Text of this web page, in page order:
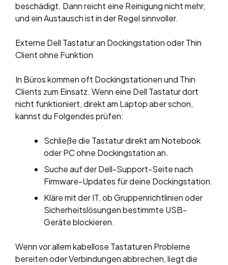
beschädigt. Dann reicht eine Reinigung nicht mehr,
und ein Austausch ist in der Regel sinnvoller.
Externe Dell Tastatur an Dockingstation oder Thin
Client ohne Funktion
In Büros kommen oft Dockingstationen und Thin
Clients zum Einsatz. Wenn eine Dell Tastatur dort
nicht funktioniert, direkt am Laptop aber schon,
kannst du Folgendes prüfen:
Schließe die Tastatur direkt am Notebook
oder PC ohne Dockingstation an.
Suche auf der Dell-Support-Seite nach
Firmware-Updates für deine Dockingstation.
Kläre mit der IT, ob Gruppenrichtlinien oder
Sicherheitslösungen bestimmte USB-
Geräte blockieren.
Wenn vor allem kabellose Tastaturen Probleme
bereiten oder Verbindungen abbrechen, liegt die